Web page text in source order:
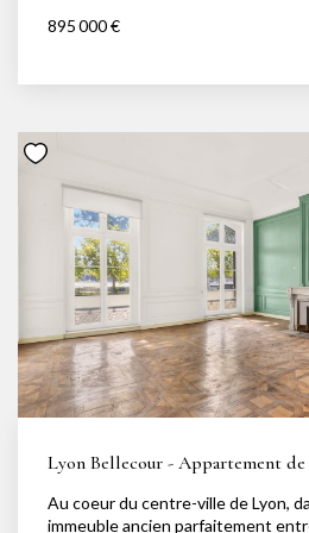
qualité de ses espaces
200 m². Terrasse, balcon et
prolongent naturellement les
de profiter d'un cadre de vie
vie, d'environ 50 m², réunit séjour,
plusieurs expositions et d'un
L'espace nuit propose quatre
avec dressing, ainsi que deux
espace lecture, une buanderie et
rangements complètent
Situé à proximité de la rue du
bénéficie d'un accès rapide aux
centre de Lyon, tout en restant
de la vie de quartier du Point du Jour. Un box
électrifié est disponible en complément.
renseignement ou organiser une
Nachmansohn ? 06 43 29 63 01
895 000 €
Lyon Bellecour - Appartement de
Au coeur du centre-ville de Lyon,
immeuble ancien parfaitement